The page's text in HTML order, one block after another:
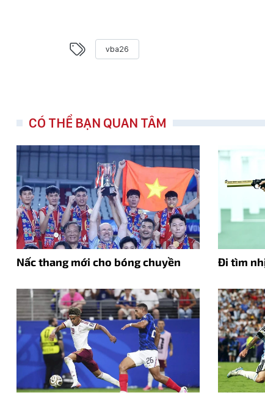
vba26
CÓ THỂ BẠN QUAN TÂM
Nấc thang mới cho bóng chuyền Đi tìm